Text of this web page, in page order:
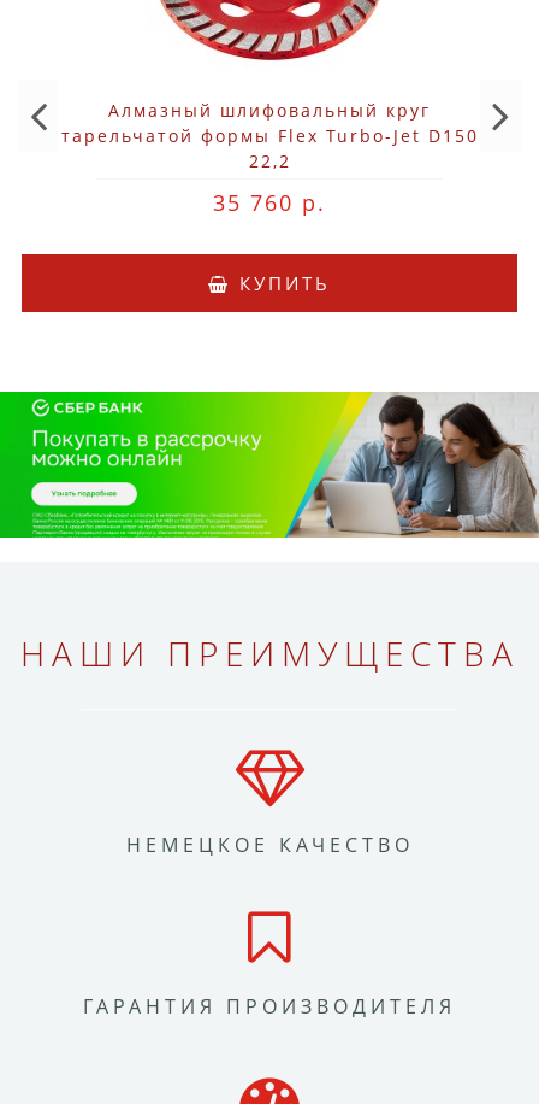
Алмазный шлифовальный круг
тарельчатой формы Flex Turbo-Jet D150
22,2
35 760 р.
КУПИТЬ
НАШИ ПРЕИМУЩЕСТВА
НЕМЕЦКОЕ КАЧЕСТВО
ГАРАНТИЯ ПРОИЗВОДИТЕЛЯ